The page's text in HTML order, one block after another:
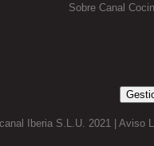
Sobre Canal
Iberia S.L.U. 2021 | Aviso